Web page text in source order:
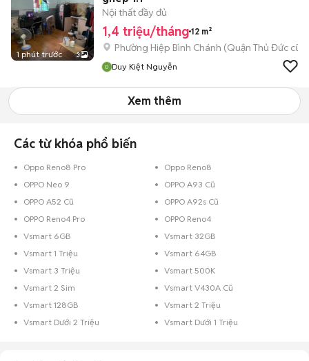
1 phút trước 3
Nội thất đầy đủ
1,4 triệu/tháng 12 m²
Phường Hiệp Bình Chánh (Quận Thủ Đức cũ)
Duy Kiệt Nguyễn
Xem thêm
Các từ khóa phổ biến
Oppo Reno8 Pro
Oppo Reno8
OPPO Neo 9
OPPO A93 Cũ
OPPO A52 Cũ
OPPO A92s Cũ
OPPO Reno4 Pro
OPPO Reno4
Vsmart 6GB
Vsmart 32GB
Vsmart 1 Triệu
Vsmart 64GB
Vsmart 3 Triệu
Vsmart 500K
Vsmart 2 Sim
Vsmart V430A Cũ
Vsmart 128GB
Vsmart 2 Triệu
Vsmart Dưới 2 Triệu
Vsmart Dưới 1 Triệu